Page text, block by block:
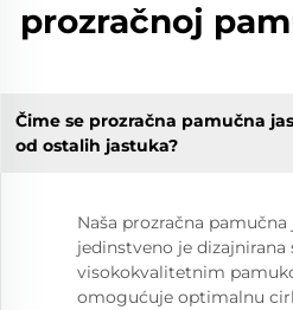
prozračnoj
Čime se prozračna pamučna
od ostalih jastuka?
Naša prozračna pamučna
jedinstveno je dizajnirana
visokokvalitetnim
omogućuje optimalnu